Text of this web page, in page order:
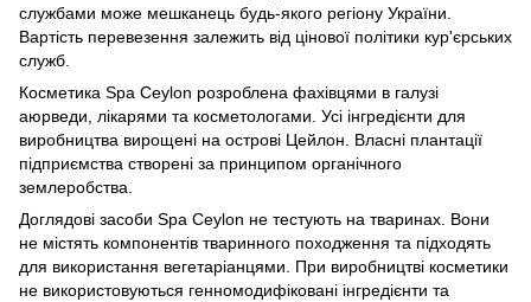
службами може мешканець будь-якого регіону України.
Вартість перевезення залежить від цінової політики кур'єрських
служб.
Косметика Spa Ceylon розроблена фахівцями в галузі
аюрведи, лікарями та косметологами. Усі інгредієнти для
виробництва вирощені на острові Цейлон. Власні плантації
підприємства створені за принципом органічного
землеробства.
Доглядові засоби Spa Ceylon не тестують на тваринах. Вони
не містять компонентів тваринного походження та підходять
для використання вегетаріанцями. При виробництві косметики
не використовуються генномодифіковані інгредієнти та